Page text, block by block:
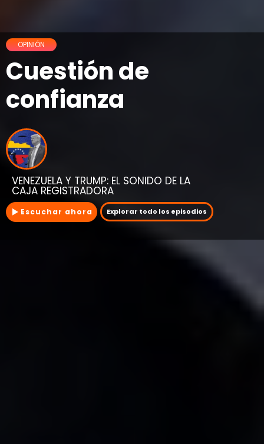
OPINIÓN
Cuestión de
confianza
VENEZUELA Y TRUMP: EL SONIDO DE LA
CAJA REGISTRADORA
Escuchar ahora Explorar todo los episodios